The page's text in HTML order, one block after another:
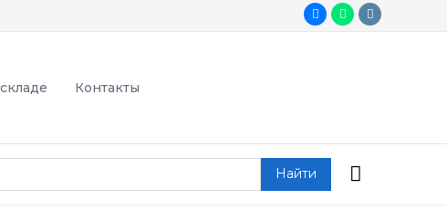
Контакты
Найти